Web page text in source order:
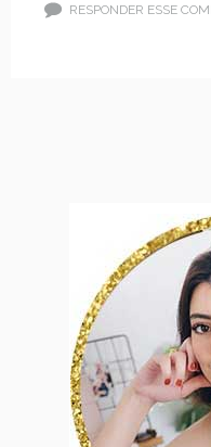
RESPONDER ESSE